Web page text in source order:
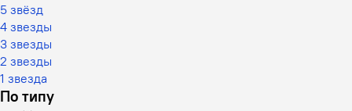
5 звёзд
4 звезды
3 звезды
2 звезды
1 звезда
По типу